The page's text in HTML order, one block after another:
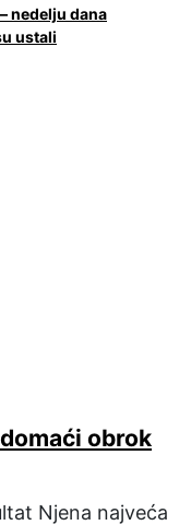
nedelju dana
ustali
obrok
Njena najveća